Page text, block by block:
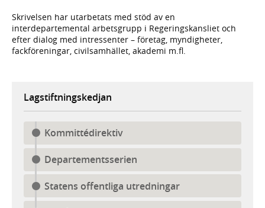
Skrivelsen har utarbetats med stöd av en
interdepartemental arbetsgrupp i Regeringskansliet och
efter dialog med intressenter – företag, myndigheter,
fackföreningar, civilsamhället, akademi m.fl.
Lagstiftningskedjan
Kommittédirektiv
Departementsserien
Statens offentliga utredningar